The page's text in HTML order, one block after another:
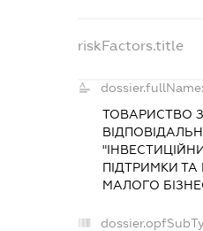
riskFactors.title
dossier.fullName:
ТОВАРИСТВО
ПІДТРИМКИ ТА
МАЛОГО